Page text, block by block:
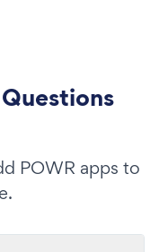
POWR apps to